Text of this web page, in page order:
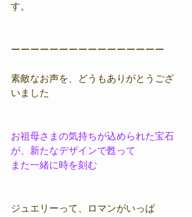
す。
ーーーーーーーーーーーーーーーー
素敵なお声を、どうもありがとうござ
いました
お祖母さまの気持ちが込められた宝石
が、新たなデザインで甦って
また一緒に時を刻む
ジュエリーって、ロマンがいっぱ